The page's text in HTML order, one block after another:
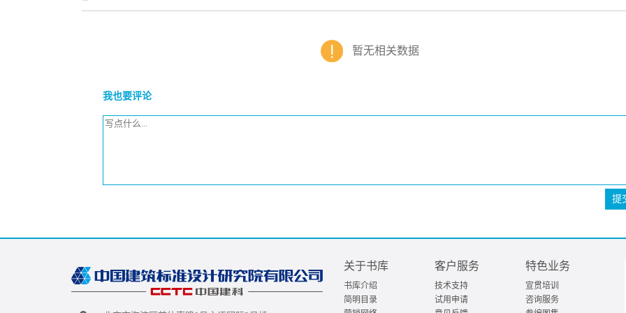
暂无相关数据
我也要评论
提
关于书库
书库介绍
简明目录
客户服务
技术支持
试用申请
特色业务
宣贯培训
咨询服务